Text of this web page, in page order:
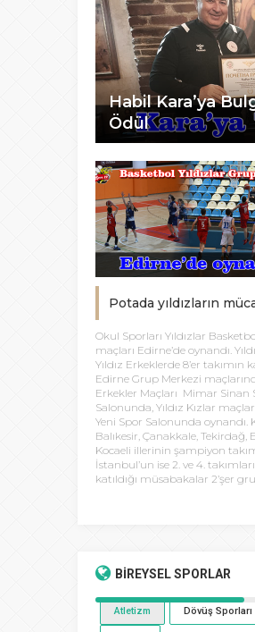
Habil Kara’ya
Ödül
Potada yıldızların
Okul Sporları Yıldızlar
maçları Edirne’de oynandı.
Yıldız Erkeklerde 8’er takımın
Edirne Grup Merkezi
Erkekler Maçları Mimar Sinan
Salonunda, Yıldız Kızlar
Yeni Spor Salonunda oynandı.
Balıkesir, Çanakkale, Tekirdağ,
Kocaeli illerinin şampiyon
İstanbul’un ise 2. ve 4.
katıldığı müsabakalar 2’şer
BİREYSELSPORLAR
Atletizm Dövüş Sporları